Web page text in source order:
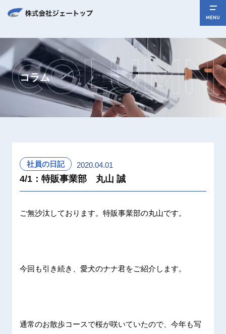
MENU
コラム
社員の日記 2020.04.01
4/1：特販事業部 丸山 誠
ご無沙汰しております。特販事業部の丸山です。
今回も引き続き、愛犬のナナ君をご紹介します。
通常のお散歩コースで桜が咲いていたので、今年も写